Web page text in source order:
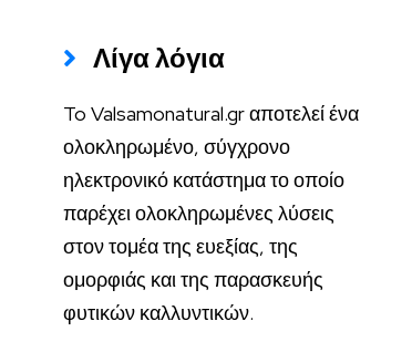
Λίγα λόγια
To Valsamonatural.gr αποτελεί ένα
ολοκληρωμένο, σύγχρονο
ηλεκτρονικό κατάστημα το οποίο
παρέχει ολοκληρωμένες λύσεις
στον τομέα της ευεξίας, της
ομορφιάς και της παρασκευής
φυτικών καλλυντικών.